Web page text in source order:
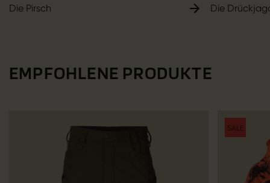
Die Pirsch Die
EMPFOHLENE PRODUKTE
SALE